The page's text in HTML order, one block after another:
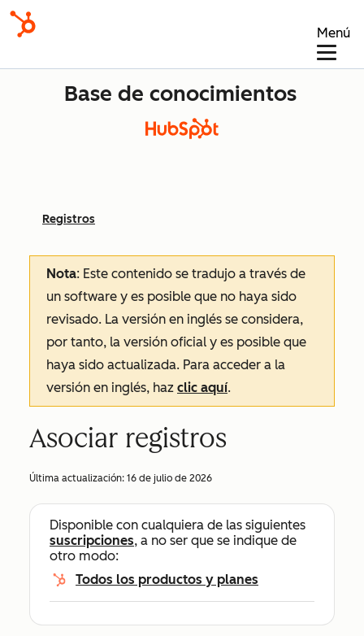
Menú
Base de conocimientos
Registros
Nota: Este contenido se tradujo a través de
un software y es posible que no haya sido
revisado. La versión en inglés se considera,
por tanto, la versión oficial y es posible que
haya sido actualizada. Para acceder a la
versión en inglés, haz clic aquí.
Asociar registros
Última actualización: 16 de julio de 2026
Disponible con cualquiera de las siguientes
suscripciones, a no ser que se indique de
otro modo:
Todos los productos y planes